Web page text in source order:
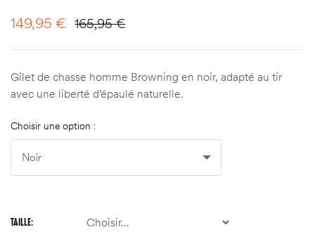
165,95€
149,95 €
Gilet de chasse homme Browning en noir, adapté au tir
avec une liberté d’épaulé naturelle.
Choisir une option :
TAILLE